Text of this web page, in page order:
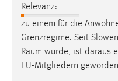
Raumwurde, ist daraus
EU-Mitgliedern
Mathematics Bridge